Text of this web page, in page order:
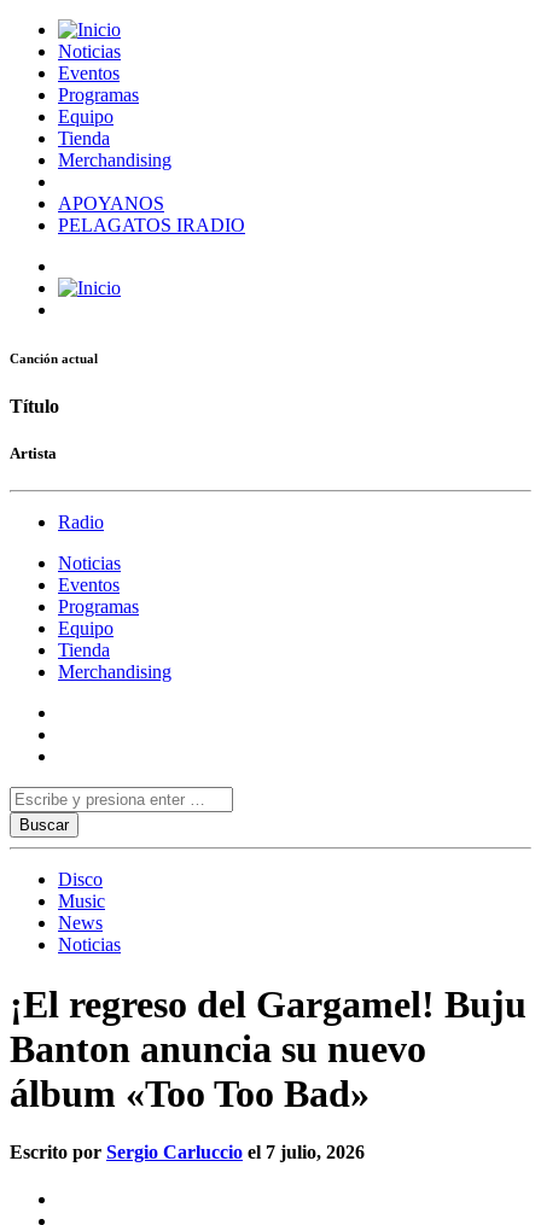
Noticias
Eventos
Programas
Equipo
Tienda
Merchandising
APOYANOS
PELAGATOS IRADIO
Canción actual
Título
Artista
Radio
Noticias
Eventos
Programas
Equipo
Tienda
Merchandising
Disco
Music
News
Noticias
¡El regreso del Gargamel! Buju
Banton anuncia su nuevo
álbum «Too Too Bad»
Escrito por Sergio Carluccio el 7 julio, 2026